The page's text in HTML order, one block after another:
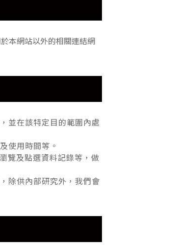
本網站以外的相關連結網
並在該特定目的範圍內處
使用時間等。
覽及點選資料記錄等，做
除供內部研究外，我們會